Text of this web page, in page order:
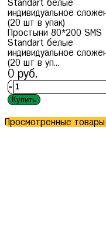
Простыни 80*200 SMS
Standart белые
индивидуальное
(20 шт в уп...
0руб.
-
Купить
Просмотренные товары